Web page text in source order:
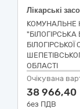
КОМУНАЛЬНЕ
ОБЛАСТІ
Очікувана
38 966,40
без ПДВ